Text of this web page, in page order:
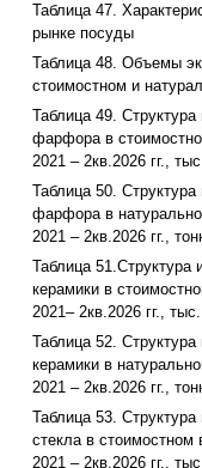
Таблица 47.
рынке посуды
Таблица 48. Объемы
стоимостном и
Таблица 49.
фарфора в
2021 – 2кв.2026 гг.,
Таблица 50.
фарфора в
2021 – 2кв.2026 гг.,
Таблица 51.Структура
керамики в
2021– 2кв.2026 гг.,
Таблица 52.
керамики в
2021 – 2кв.2026 гг.,
Таблица 53.
стекла в стоимостном
2021 – 2кв.2026 гг.,